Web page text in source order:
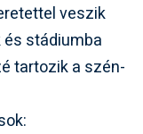
veszik
stádiumba
tartozik a szén-